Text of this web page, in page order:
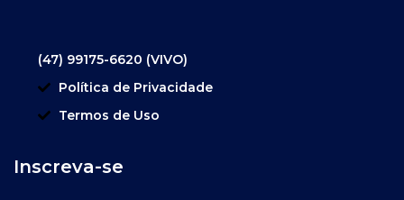
(47) 99175-6620 (VIVO)
Política de Privacidade
Termos de Uso
Inscreva-se